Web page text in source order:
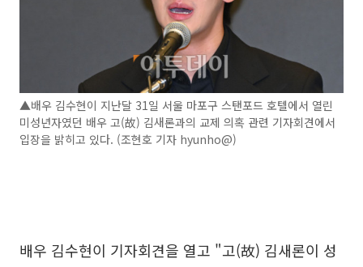
▲배우 김수현이 지난달 31일 서울 마포구 스탠포드 호텔에서 열린
미성년자였던 배우 고(故) 김새론과의 교제 의혹 관련 기자회견에서
입장을 밝히고 있다. (조현호 기자 hyunho@)
배우 김수현이 기자회견을 열고 "고(故) 김새론이 성